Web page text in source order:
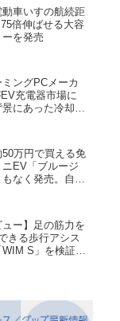
車いすの航続距
倍伸ばせる大容
を発売
ングPCメーカ
充電器市場に
にあった冷却技
50万円で買える免
EV「ブルージ
もなく発売。自転
ュー】足の筋力を
きる歩行アシス
S」を検証。